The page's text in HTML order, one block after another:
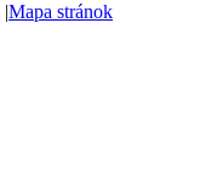
|Mapa stránok